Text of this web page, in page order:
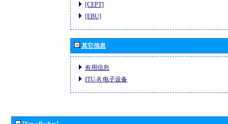
[CEPT]
[EBU]
其它信息
有用信息
ITU-R 电子设备